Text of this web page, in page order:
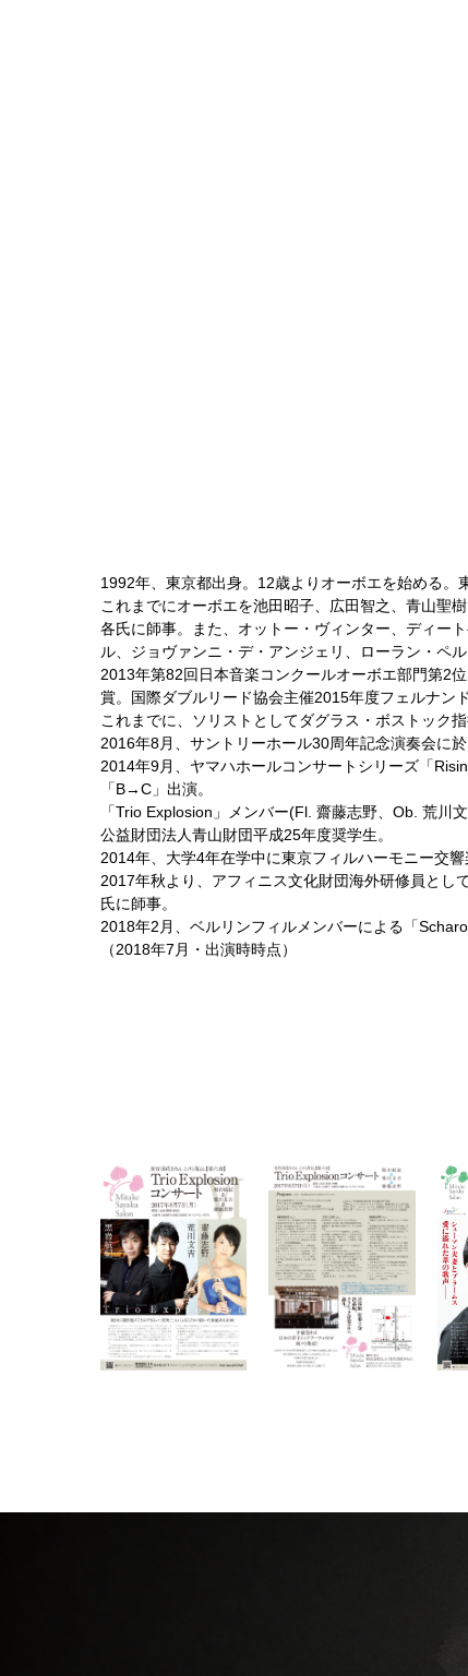
1992年、東京都出身。12歳よりオーボエを始める。
これまでにオーボエを池田昭子、広田智之、青山聖
各氏に師事。また、オットー・ヴィンター、ディー
ル、ジョヴァンニ・デ・アンジェリ、ローラン・ペ
2013年第82回日本音楽コンクールオーボエ部門第2
賞。国際ダブルリード協会主催2015年度フェルナン
これまでに、ソリストとしてダグラス・ボストック
2016年8月、サントリーホール30周年記念演奏会に
2014年9月、ヤマハホールコンサートシリーズ「
「B→C」出演。
「Trio Explosion」メンバー(Fl. 齋藤志野、Ob. 荒川
公益財団法人青山財団平成25年度奨学生。
2014年、大学4年在学中に東京フィルハーモニー交
2017年秋より、アフィニス文化財団海外研修員とし
氏に師事。
2018年2月、ベルリンフィルメンバーによる「
（2018年7月・出演時時点）